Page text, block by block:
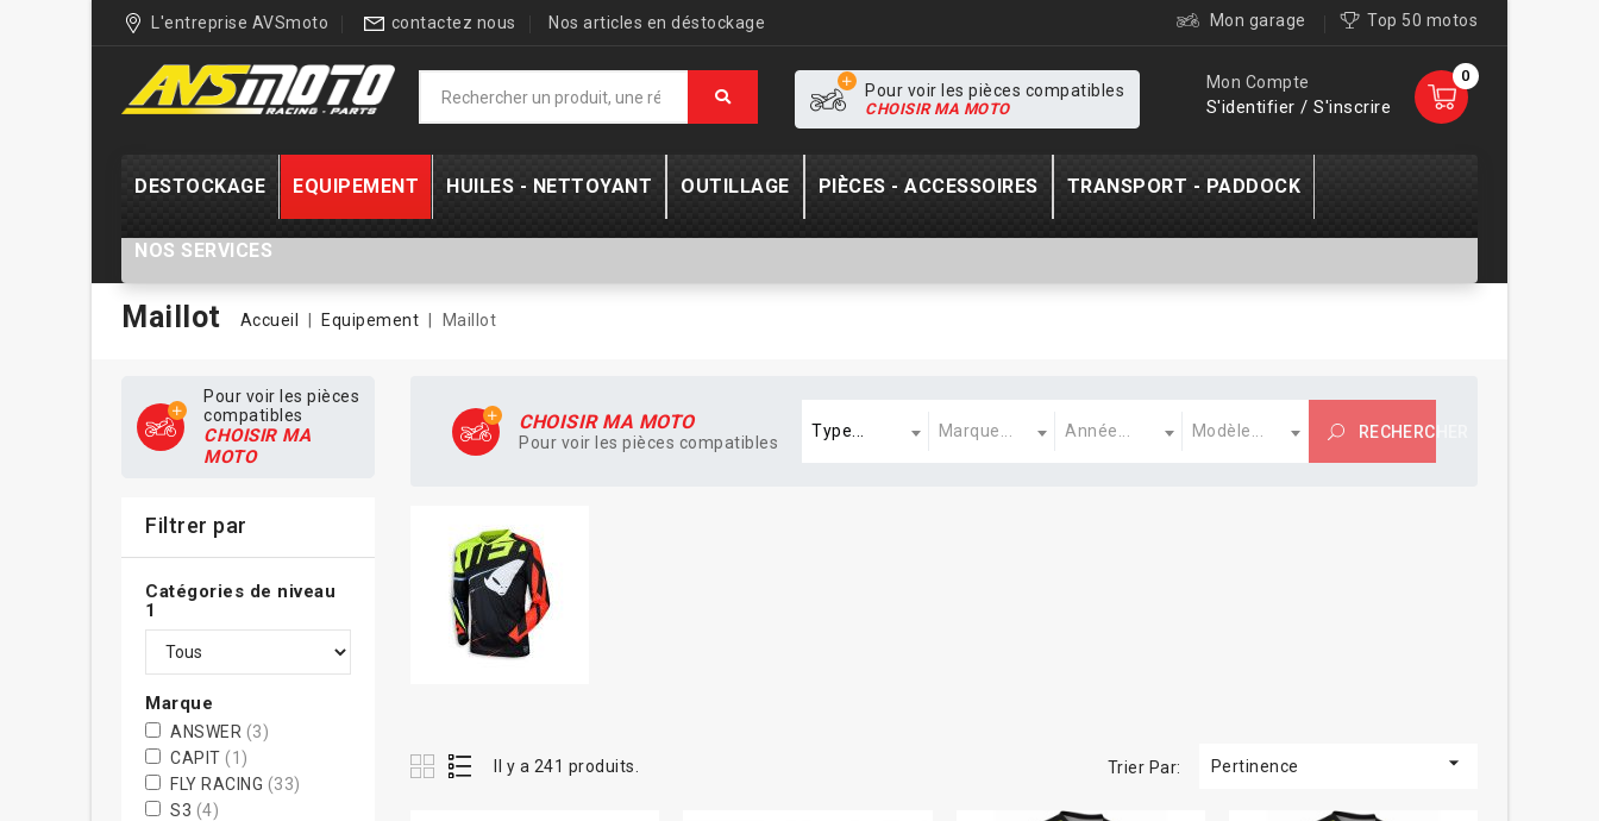
L'entreprise AVSmoto contactez nous Nos articles en déstockage Mon garage Top 50 motos
0
Mon Compte
S'identifier / S'inscrire
Pour voir les pièces compatibles
CHOISIR MA MOTO
DESTOCKAGE EQUIPEMENT HUILES - NETTOYANT OUTILLAGE PIÈCES - ACCESSOIRES TRANSPORT - PADDOCK
NOS SERVICES
Maillot Accueil Equipement Maillot
Pour voir les pièces
compatibles
CHOISIR MA
MOTO
Filtrer par
Catégories de niveau
1
Marque
ANSWER (3)
CAPIT (1)
FLY RACING (33)
S3 (4)
CHOISIR MA MOTO
Pour voir les pièces compatibles
Type...
Marque...
Année...
Modèle...
RECHERCHER
Il y a 241 produits. Trier Par: Pertinence 